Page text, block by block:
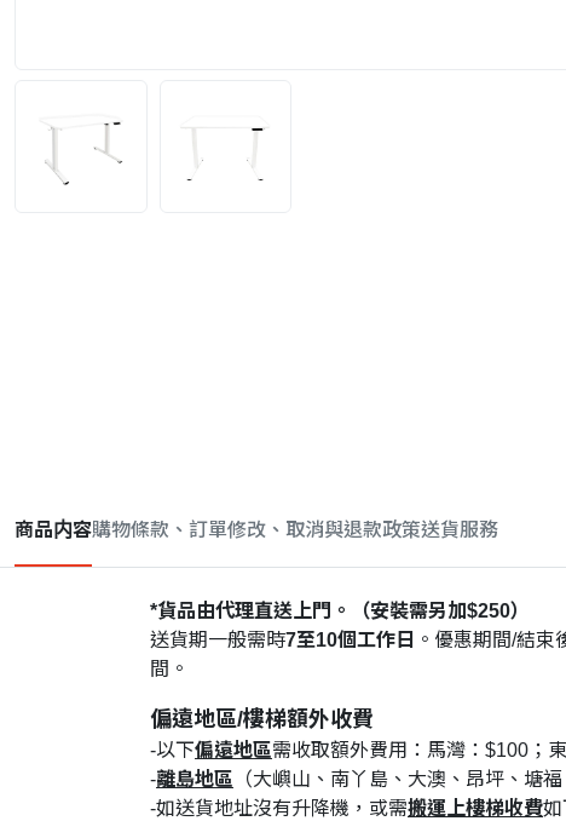
商品内容購物條款、訂單修改、取消與退款政策送貨服務
*貨品由代理直送上門。（安裝需另加$250）
送貨期一般需時7至10個工作日 。優惠期間/結
間。
偏遠地區/樓梯額外收費
-以下偏遠地區需收取額外費用：馬灣：$100；
-離島地區 （大嶼山、南丫島、大澳、昂坪、塘
-如送貨地址沒有升降機，或需搬運上樓梯收費如